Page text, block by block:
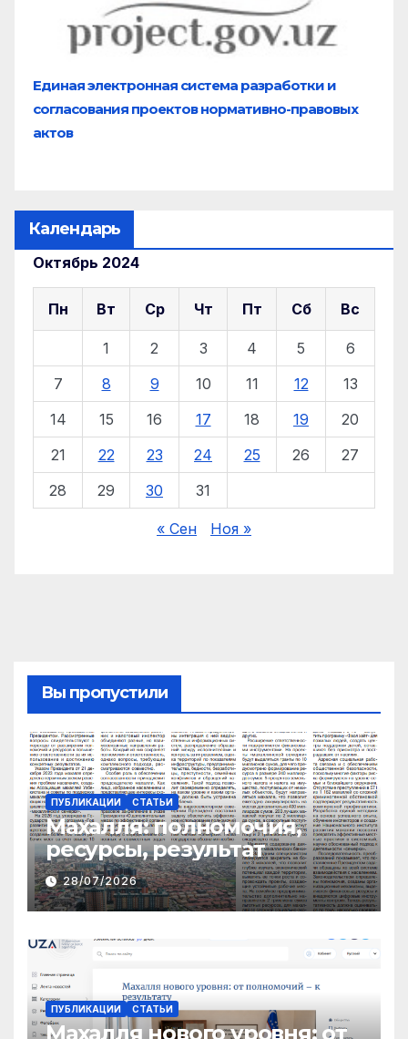
Единая электронная система разработки и
согласования проектов нормативно-правовых
актов
Календарь
Октябрь 2024
Пн Вт Ср Чт Пт Сб Вс
1 2 3 4 5
6
7
8 9 10 11 12
13
14
15 16 17 18 19
20
21
22 23 24 25 26
27
28
29 30 31
« Сен Ноя »
Вы пропустили
ПУБЛИКАЦИИ СТАТЬИ
Махалля:полномочия,
ресурсы, результат
28/07/2026
ПУБЛИКАЦИИ СТАТЬИ
Махалля нового уровня: от